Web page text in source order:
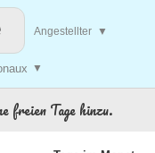
▼
Angestellter ▼
freien Tage hinzu.